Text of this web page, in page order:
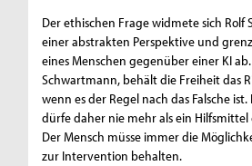
Der ethischen Frage widmete sich Rolf
einer abstrakten Perspektive und
eines Menschen gegenüber einer KI
Schwartmann, behält die Freiheit das
wenn es der Regel nach das Falsche
dürfe daher nie mehr als ein Hilfsmittel
Der Mensch müsse immer die
zur Intervention behalten.